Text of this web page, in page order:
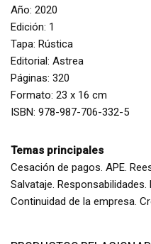
Año: 2020
Edición: 1
Tapa: Rústica
Editorial: Astrea
Páginas: 320
Formato: 23 x 16 cm
ISBN: 978-987-706-332-5
Temas principales
Cesación de pagos. APE.
Salvataje.
Continuidad de la empresa.